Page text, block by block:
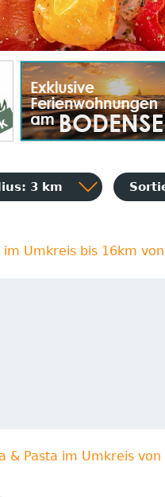
3 km
Umkreis bis 16km
& Pasta im Umkreis von